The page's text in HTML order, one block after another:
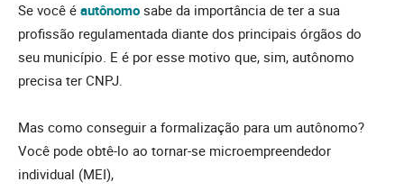
Se você é autônomo sabe da importância de ter a sua
profissão regulamentada diante dos principais órgãos do
seu município. E é por esse motivo que, sim, autônomo
precisa ter CNPJ.
Mas como conseguir a formalização para um autônomo?
Você pode obtê-lo ao tornar-se microempreendedor
individual (MEI),